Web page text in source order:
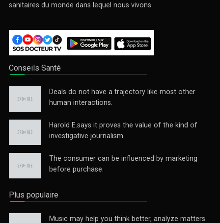
sanitaires du monde dans lequel nous vivons.
Conseils Santé
Deals do not have a trajectory like most other
human interactions.
Harold E.says it proves the value of the kind of
investigative journalism.
The consumer can be influenced by marketing
before purchase.
Plus populaire
Music may help you think better, analyze matters